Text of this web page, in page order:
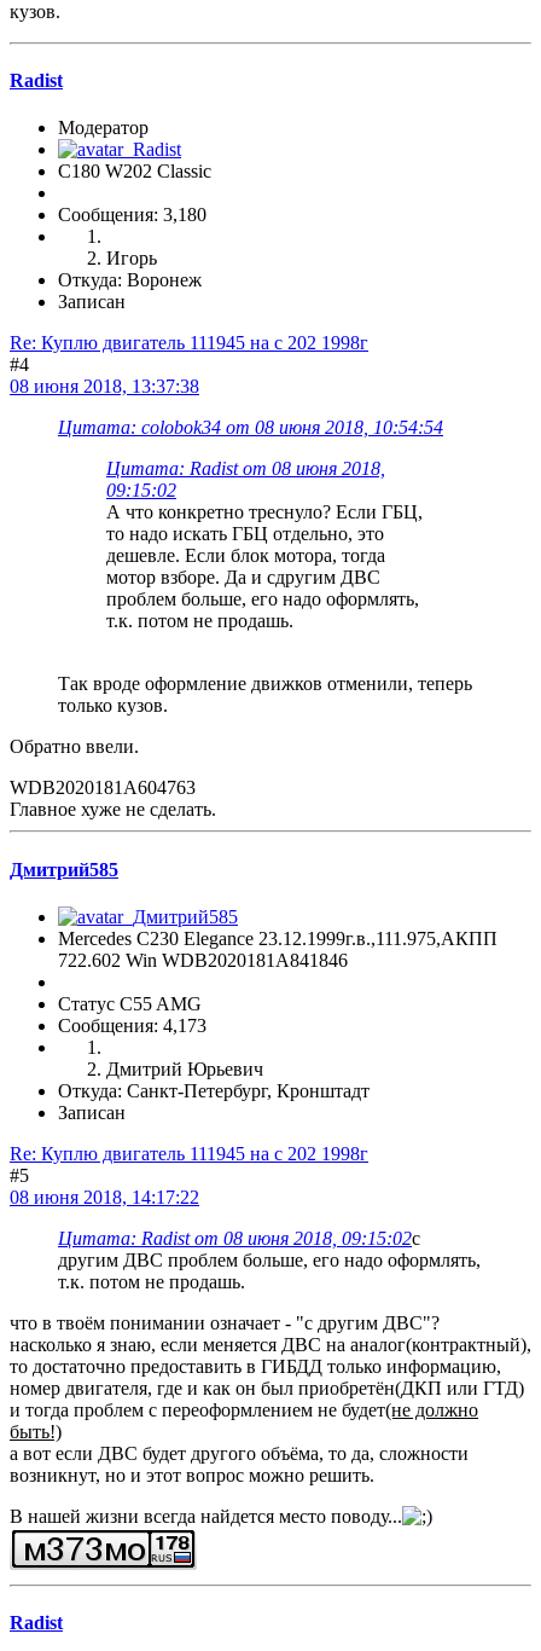
кузов.
Radist
Модератор
C180 W202 Classic
Сообщения: 3,180
Игорь
Откуда: Воронеж
Записан
Re: Куплю двигатель 111945 на с 202 1998г
#4
08 июня 2018, 13:37:38
Цитата: colobok34 от 08 июня 2018, 10:54:54
Цитата: Radist от 08 июня 2018,
09:15:02
А что конкретно треснуло? Если ГБЦ,
то надо искать ГБЦ отдельно, это
дешевле. Если блок мотора, тогда
мотор взборе. Да и сдругим ДВС
проблем больше, его надо оформлять,
т.к. потом не продашь.
Так вроде оформление движков отменили, теперь
только кузов.
Обратно ввели.
WDB2020181A604763
Главное хуже не сделать.
Дмитрий585
Mercedes C230 Elegance 23.12.1999г.в.,111.975,АКПП
722.602 Win WDB2020181A841846
Статус C55 AMG
Сообщения: 4,173
Дмитрий Юрьевич
Откуда: Санкт-Петербург, Кронштадт
Записан
Re: Куплю двигатель 111945 на с 202 1998г
#5
08 июня 2018, 14:17:22
Цитата: Radist от 08 июня 2018, 09:15:02с
другим ДВС проблем больше, его надо оформлять,
т.к. потом не продашь.
что в твоём понимании означает - "с другим ДВС"?
насколько я знаю, если меняется ДВС на аналог(контрактный),
то достаточно предоставить в ГИБДД только информацию,
номер двигателя, где и как он был приобретён(ДКП или ГТД)
и тогда проблем с переоформлением не будет(не должно
быть!)
а вот если ДВС будет другого объёма, то да, сложности
возникнут, но и этот вопрос можно решить.
В нашей жизни всегда найдется место поводу...
Radist